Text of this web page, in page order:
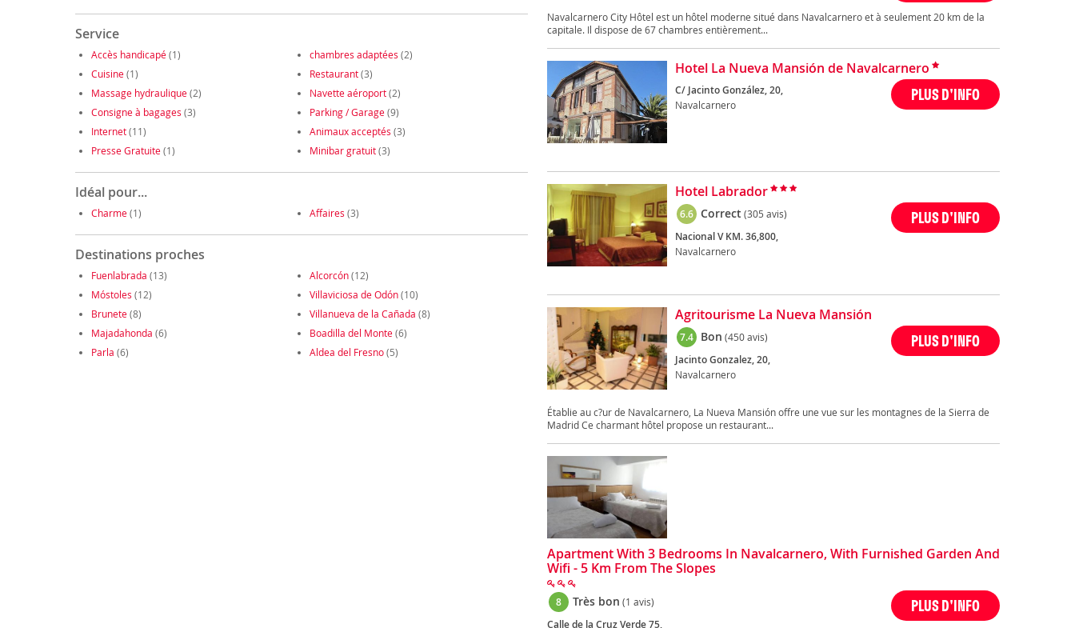
Service
Accès handicapé(1) chambres adaptées (2)
Cuisine(1) Restaurant(3)
Massage hydraulique(2) Navette aéroport(2)
Consigne à bagages (3) Parking / Garage(9)
Internet(11) Animaux acceptés (3)
Presse Gratuite(1) Minibar gratuit(3)
Idéal pour...
Charme(1) Affaires (3)
Destinations proches
Fuenlabrada (13) Alcorcón(12)
Móstoles (12) Villaviciosa de Odón(10)
Brunete(8) Villanueva de la Cañada (8)
Majadahonda (6) Boadilla del Monte(6)
Parla (6) Aldea del Fresno(5)
Navalcarnero City Hôtel est un hôtel moderne situé dans Navalcarnero et à seulement 20 km de la
capitale. Il dispose de 67 chambres entièrement...
Hotel La Nueva Mansión de Navalcarnero
C/ Jacinto González, 20,
Navalcarnero
PLUS D'INFO
Hotel Labrador
6.6 Correct (305 avis)
Nacional V KM. 36,800,
Navalcarnero
PLUS D'INFO
Agritourisme La Nueva Mansión
7.4 Bon (450 avis)
Jacinto Gonzalez, 20,
Navalcarnero
PLUS D'INFO
Établie au c?ur de Navalcarnero, La Nueva Mansión offre une vue sur les montagnes de la Sierra de
Madrid Ce charmant hôtel propose un restaurant...
Apartment With 3 Bedrooms In Navalcarnero, With Furnished Garden And
Wifi - 5 Km From The Slopes
8 Très bon (1 avis)
Calle de la Cruz Verde 75,
PLUS D'INFO